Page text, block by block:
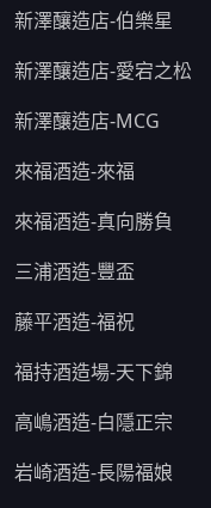
新澤釀造店-伯樂星
新澤釀造店-愛宕之松
新澤釀造店-MCG
來福酒造-來福
來福酒造-真向勝負
三浦酒造-豐盃
藤平酒造-福祝
福持酒造場-天下錦
高嶋酒造-白隱正宗
岩崎酒造-長陽福娘